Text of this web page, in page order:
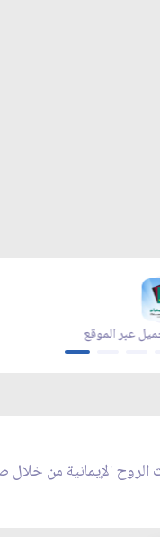
عبر الموقع
الإيمانية من